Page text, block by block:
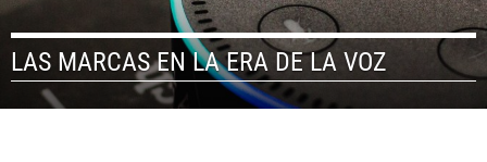
LAS MARCAS EN LA ERA DE LA VOZ